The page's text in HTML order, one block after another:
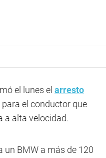
el lunes el arresto
el conductor que
a alta velocidad.
un BMW a más de 120